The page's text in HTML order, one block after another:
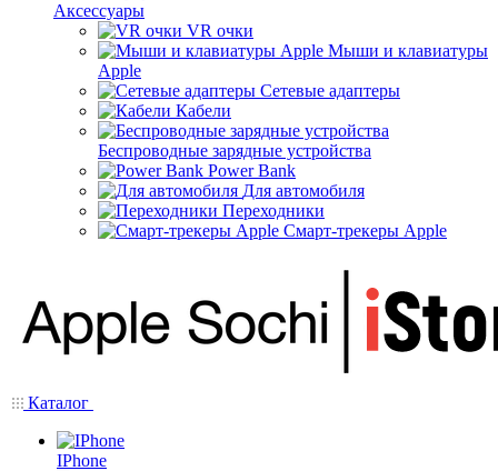
Аксессуары
VR очки
Мыши и клавиатуры
Apple
Сетевые адаптеры
Кабели
Беспроводные зарядные устройства
Power Bank
Для автомобиля
Переходники
Смарт-трекеры Apple
Каталог
IPhone